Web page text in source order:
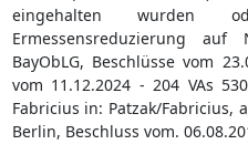
eingehalten wurden
Ermessensreduzierung
BayObLG, Beschlüsse vom
vom 11.12.2024 - 204 VAs
Fabricius in: Patzak/Fabricius,
Berlin, Beschluss vom.